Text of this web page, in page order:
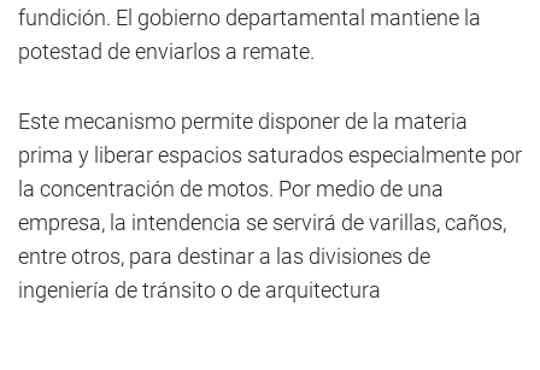
fundición. El gobierno departamental mantiene la
potestad de enviarlos a remate.
Este mecanismo permite disponer de la materia
prima y liberar espacios saturados especialmente por
la concentración de motos. Por medio de una
empresa, la intendencia se servirá de varillas, caños,
entre otros, para destinar a las divisiones de
ingeniería de tránsito o de arquitectura